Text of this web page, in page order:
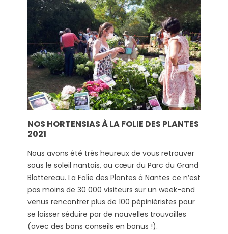
NOS HORTENSIAS À LA FOLIE DES PLANTES
2021
Nous avons été très heureux de vous retrouver
sous le soleil nantais, au cœur du Parc du Grand
Blottereau. La Folie des Plantes à Nantes ce n’est
pas moins de 30 000 visiteurs sur un week-end
venus rencontrer plus de 100 pépiniéristes pour
se laisser séduire par de nouvelles trouvailles
(avec des bons conseils en bonus !).